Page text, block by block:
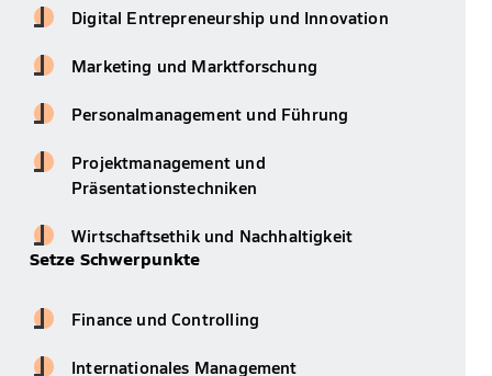
Digital Entrepreneurship und Innovation
Marketing und Marktforschung
Personalmanagement und Führung
Projektmanagement und
Präsentationstechniken
Wirtschaftsethik und Nachhaltigkeit
Setze Schwerpunkte
Finance und Controlling
Internationales Management